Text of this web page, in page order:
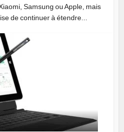
Samsung ou Apple, mais
de continuer à étendre...